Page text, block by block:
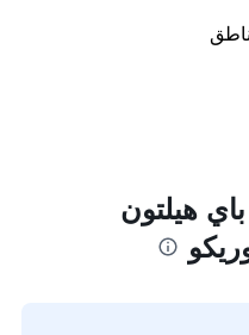
هيلتون